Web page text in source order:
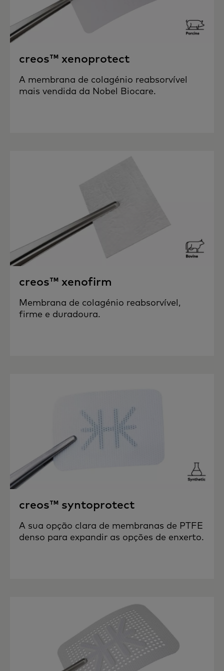
creos™ xenoprotect
A membrana de colagénio reabsorvível
mais vendida da Nobel Biocare.
creos™ xenofirm
Membrana de colagénio reabsorvível,
firme e duradoura.
creos™ syntoprotect
A sua opção clara de membranas de PTFE
denso para expandir as opções de enxerto.